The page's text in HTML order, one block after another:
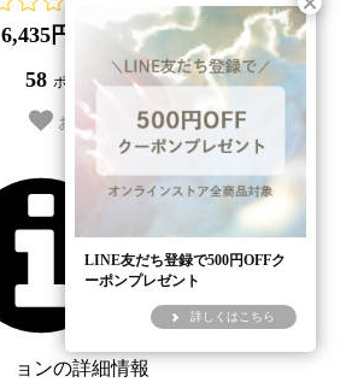
6,435円(税585円)
58 ポイント還元
お気に入り
ョンの詳細情報
LINE友だち登録で500円OFFク
ーポンプレゼント
詳しくはこちら